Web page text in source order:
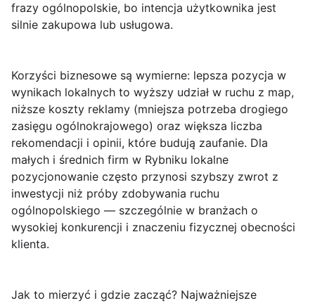
frazy ogólnopolskie, bo intencja użytkownika jest
silnie zakupowa lub usługowa.
Korzyści biznesowe są wymierne: lepsza pozycja w
wynikach lokalnych to wyższy udział w ruchu z map,
niższe koszty reklamy (mniejsza potrzeba drogiego
zasięgu ogólnokrajowego) oraz większa liczba
rekomendacji i opinii, które budują zaufanie. Dla
małych i średnich firm w Rybniku lokalne
pozycjonowanie często przynosi szybszy zwrot z
inwestycji niż próby zdobywania ruchu
ogólnopolskiego — szczególnie w branżach o
wysokiej konkurencji i znaczeniu fizycznej obecności
klienta.
Jak to mierzyć i gdzie zacząć? Najważniejsze